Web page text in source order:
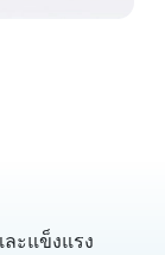
ะแข็งแรง